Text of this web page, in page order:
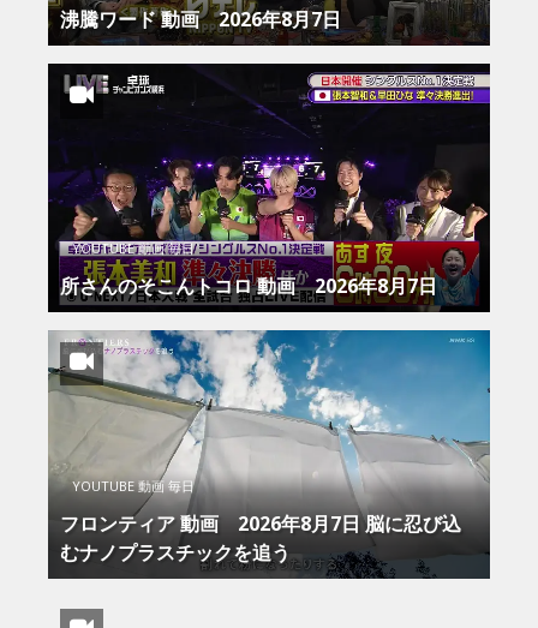
沸騰ワード 動画 2026年8月7日
YOUTUBE 動画 毎日
所さんのそこんトコロ 動画 2026年8月7日
YOUTUBE 動画 毎日
フロンティア 動画 2026年8月7日 脳に忍び込
むナノプラスチックを追う